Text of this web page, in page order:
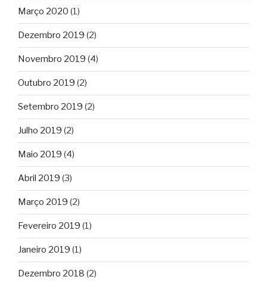
Março 2020 (1)
Dezembro 2019 (2)
Novembro 2019 (4)
Outubro 2019 (2)
Setembro 2019 (2)
Julho 2019 (2)
Maio 2019 (4)
Abril 2019 (3)
Março 2019 (2)
Fevereiro 2019 (1)
Janeiro 2019 (1)
Dezembro 2018 (2)